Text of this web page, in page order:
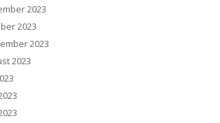
2023
2023
2023
2023